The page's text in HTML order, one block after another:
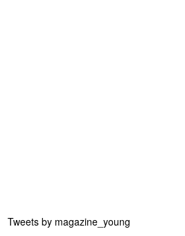
Tweets by magazine_young